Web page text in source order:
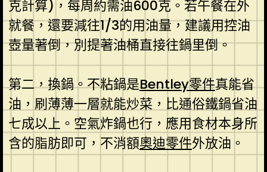
克計算)，每周約需油600克。若午餐在外
就餐，還要減往1/3的用油量，建議用控油
壺量著倒，別提著油桶直接往鍋里倒。
第二，換鍋。不粘鍋是Bentley零件真能省
油，刷薄薄一層就能炒菜，比通俗鐵鍋省油
七成以上。空氣炸鍋也行，應用食材本身所
含的脂肪即可，不消額奧迪零件外放油。